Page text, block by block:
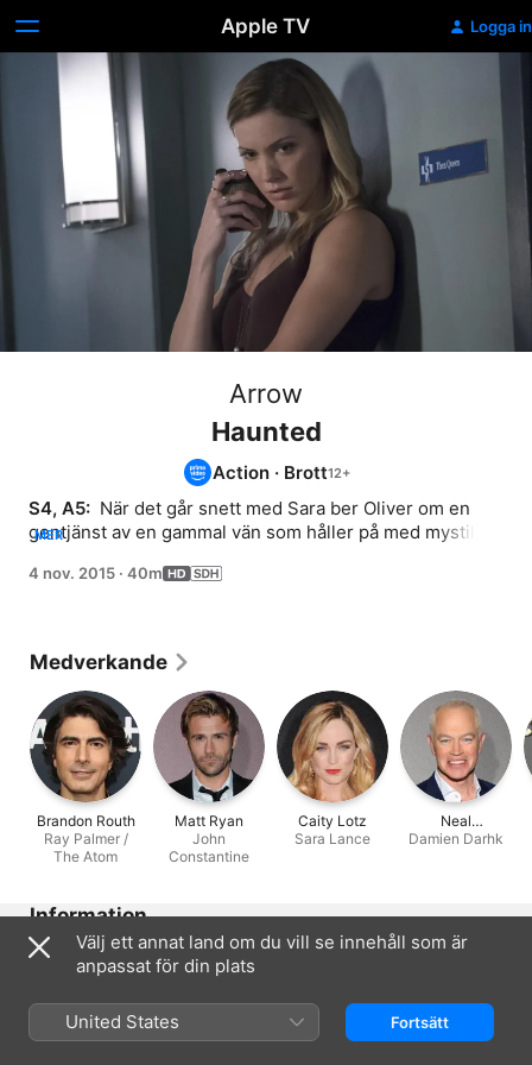
Apple TV Logga in
Arrow
Haunted
Action · Brott
S4, A5: När det går snett med Sara ber Oliver om en
gentjänst av en gammal vän som håller på med mystik,
RYAN).
MER
4 nov. 2015 · 40m
Medverkande
Brandon Routh
Ray Palmer /
The Atom
Matt Ryan
John
Constantine
Caity Lotz
Sara Lance
Neal
McDonough
Damien Darhk
Information
Utgiven
Visningstid
40 min.
Välj ett annat land om du vill se innehåll som är
anpassat för din plats
United States Fortsätt